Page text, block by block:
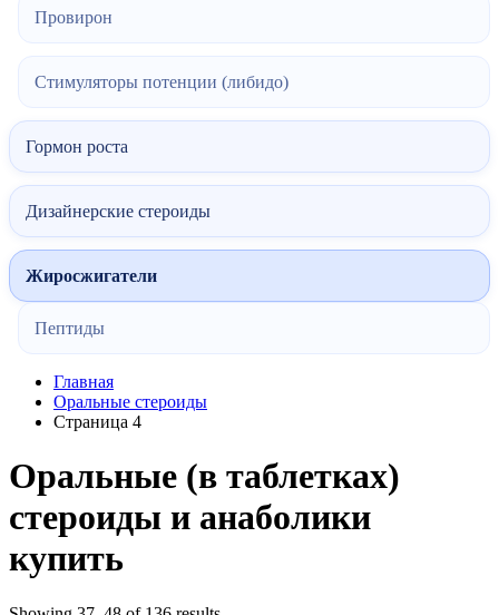
Провирон
Стимуляторы потенции (либидо)
Гормон роста
Дизайнерские стероиды
Жиросжигатели
Пептиды
Главная
Оральные стероиды
Страница 4
Оральные (в таблетках)
стероиды и анаболики
купить